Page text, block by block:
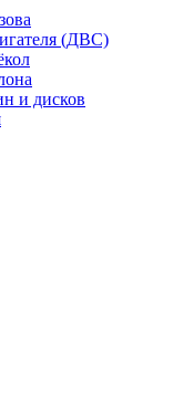
(ДВС)
и дисков